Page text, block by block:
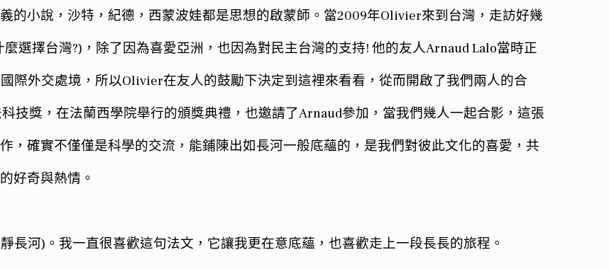
的小說，沙特，紀德，西蒙波娃都是思想的啟蒙師。當2009年Olivier來到台灣，走訪好幾
麼選擇台灣?) ，除了因為喜愛亞洲，也因為對民主台灣的支持! 他的友人Arnaud Lalo當時正
際外交處境，所以Olivier在友人的鼓勵下決定到這裡來看看，從而開啟了我們兩人的合
技獎，在法蘭西學院舉行的頒獎典禮，也邀請了Arnaud參加，當我們幾人一起合影，這張
，確實不僅僅是科學的交流，能鋪陳出如長河一般底蘊的，是我們對彼此文化的喜愛，共
好奇與熱情。
長河) 。我一直很喜歡這句法文，它讓我更在意底蘊，也喜歡走上一段長長的旅程。